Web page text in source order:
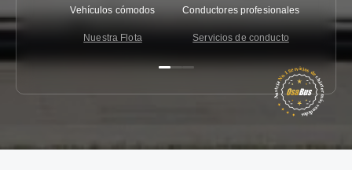
Vehículos cómodos
Nuestra Flota
Conductores profesionales
Servicios de conducto